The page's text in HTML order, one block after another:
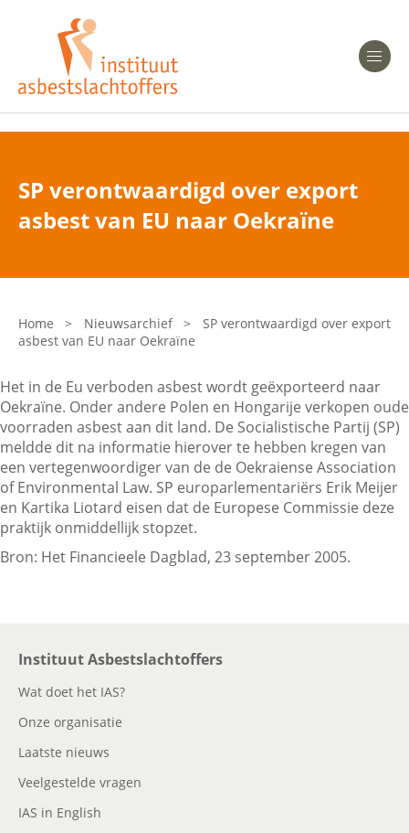
Heeft u Mesothelioom?
Heeft u Asbestose?
Bent u arts?
Asbest en Gezondheid
Laatste nieuws
Onze organisatie
Veelgestelde vragen
Contactgegevens
Zoeken
SP verontwaardigd over export
asbest van EU naar Oekraïne
Home > Nieuwsarchief >
SP verontwaardigd over export
asbest van EU naar Oekraïne
Het in de Eu verboden asbest wordt geëxporteerd naar
Oekraïne. Onder andere Polen en Hongarije verkopen oude
voorraden asbest aan dit land. De Socialistische Partij (SP)
meldde dit na informatie hierover te hebben kregen van
een vertegenwoordiger van de de Oekraiense Association
of Environmental Law. SP europarlementariërs Erik Meijer
en Kartika Liotard eisen dat de Europese Commissie deze
praktijk onmiddellijk stopzet.
Bron: Het Financieele Dagblad, 23 september 2005.
Instituut Asbestslachtoffers
Wat doet het IAS?
Onze organisatie
Laatste nieuws
Veelgestelde vragen
IAS in English